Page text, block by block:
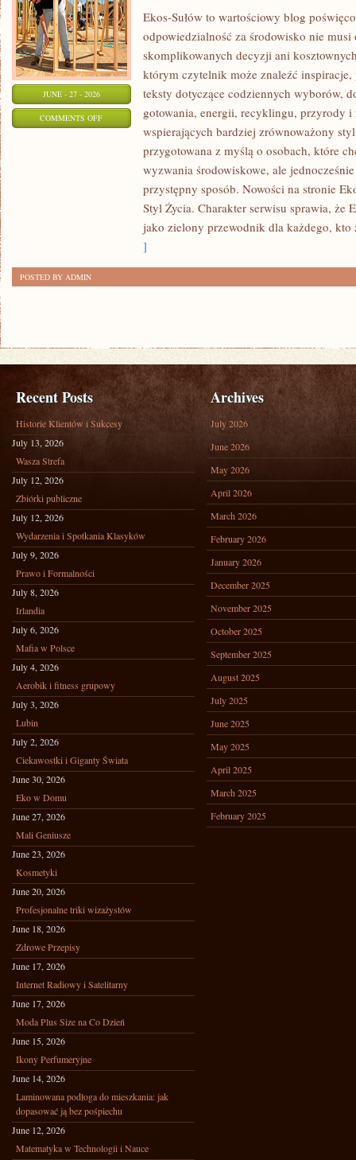
JUNE - 27 - 2026
COMMENTS OFFON
Ekos-Sułów to wartościowy blog
odpowiedzialność za środowisko nie
skomplikowanych decyzji ani
którym czytelnik może znaleźć inspiracje,
teksty dotyczące codziennych wyborów,
gotowania, energii, recyklingu, przyrody i
wspierających bardziej zrównoważony styl
przygotowana z myślą o osobach, które
wyzwania środowiskowe, ale
przystępny sposób. Nowości na stronie
Styl Życia. Charakter serwisu sprawia, że
jako zielony przewodnik dla każdego, kto
]
POSTED BY ADMIN
Recent Posts
Historie Klientów i Sukcesy
July 13, 2026
Wasza Strefa
July 12, 2026
Zbiórki publiczne
July 12, 2026
Wydarzenia i Spotkania Klasyków
July 9, 2026
Prawo i Formalności
July 8, 2026
Irlandia
July 6, 2026
Mafia w Polsce
July 4, 2026
Aerobik i fitness grupowy
July 3, 2026
Lubin
July 2, 2026
Ciekawostki i Giganty Świata
June 30, 2026
Eko w Domu
June 27, 2026
Mali Geniusze
June 23, 2026
Kosmetyki
June 20, 2026
Profesjonalne triki wizażystów
June 18, 2026
Zdrowe Przepisy
June 17, 2026
Internet Radiowy i Satelitarny
June 17, 2026
Moda Plus Size na Co Dzień
June 15, 2026
Ikony Perfumeryjne
June 14, 2026
Laminowana podłoga do mieszkania: jak
dopasować ją bez pośpiechu
June 12, 2026
Matematyka w Technologii i Nauce
Archives
July 2026
June 2026
May 2026
April 2026
March 2026
February 2026
January 2026
December 2025
November 2025
October 2025
September 2025
August 2025
July 2025
June 2025
May 2025
April 2025
March 2025
February 2025